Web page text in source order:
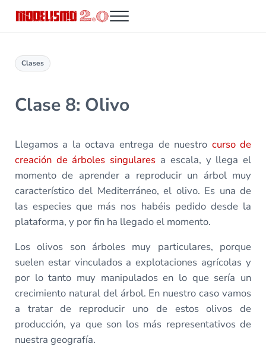
Menu
Clases
Clase 8: Olivo
Llegamos a la octava entrega de nuestro curso de
creación de árboles singulares a escala, y llega el
momento de aprender a reproducir un árbol muy
característico del Mediterráneo, el olivo. Es una de
las especies que más nos habéis pedido desde la
plataforma, y por fin ha llegado el momento.
Los olivos son árboles muy particulares, porque
suelen estar vinculados a explotaciones agrícolas y
por lo tanto muy manipulados en lo que sería un
crecimiento natural del árbol. En nuestro caso vamos
a tratar de reproducir uno de estos olivos de
producción, ya que son los más representativos de
nuestra geografía.